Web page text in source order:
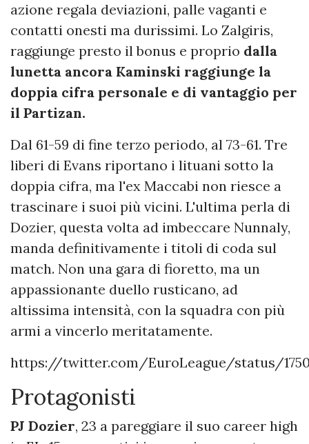
azione regala deviazioni, palle vaganti e
contatti onesti ma durissimi. Lo Zalgiris,
raggiunge presto il bonus e proprio dalla
lunetta ancora Kaminski raggiunge la
doppia cifra personale e di vantaggio per
il Partizan.
Dal 61-59 di fine terzo periodo, al 73-61. Tre
liberi di Evans riportano i lituani sotto la
doppia cifra, ma l'ex Maccabi non riesce a
trascinare i suoi più vicini. L'ultima perla di
Dozier, questa volta ad imbeccare Nunnaly,
manda definitivamente i titoli di coda sul
match. Non una gara di fioretto, ma un
appassionante duello rusticano, ad
altissima intensità, con la squadra con più
armi a vincerlo meritatamente.
https://twitter.com/EuroLeague/status/
Protagonisti
PJ Dozier, 23 a pareggiare il suo career high